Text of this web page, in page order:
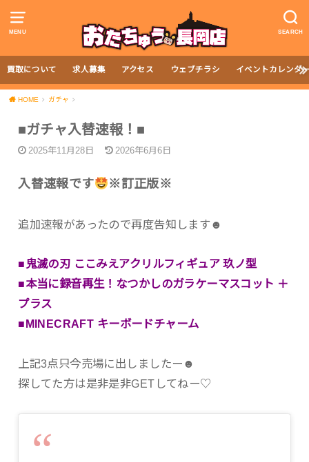
MENU SEARCH
買取について 求人募集 アクセス ウェブチラシ イベントカレンダ
HOME ガチャ
■ガチャ入替速報！■
2025年11月28日 2026年6月6日
入替速報です ※訂正版※
追加速報があったので再度告知します☻
■鬼滅の刃 ここみえアクリルフィギュア 玖ノ型
■本当に録音再生！なつかしのガラケーマスコット ＋
プラス
■MINECRAFT キーボードチャーム
上記3点只今売場に出しましたー☻
探してた方は是非是非GETしてねー♡